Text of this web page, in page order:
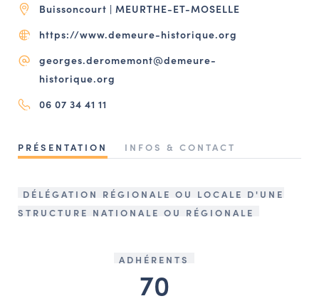
Espace acteurs
NAVIGATION FILTRÉE « ACTEURS »
Comité d'Histoire Régionale
Responsables de structures
Buissoncourt | MEURTHE-ET-MOSELLE
https://www.demeure-historique.org
georges.deromemont@demeure-
historique.org
06 07 34 41 11
PRÉSENTATION INFOS & CONTACT
DÉLÉGATION RÉGIONALE OU LOCALE D'UNE
STRUCTURE NATIONALE OU RÉGIONALE
ADHÉRENTS
70